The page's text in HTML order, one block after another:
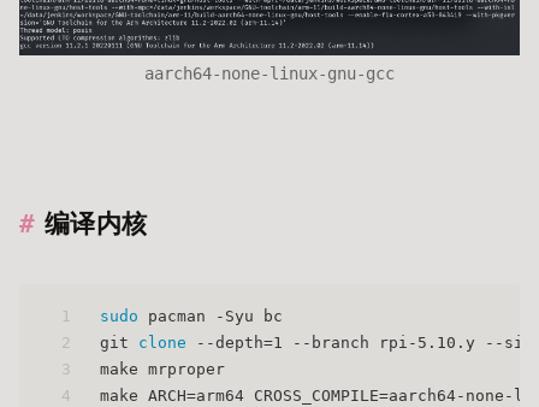
aarch64-none-linux-gnu-gcc
编译内核
1
2
3
4
sudo pacman -Syu bc
git clone --depth=1 --branch rpi-5.10.y --
make mrproper
make ARCH=arm64 CROSS_COMPILE=aarch64-